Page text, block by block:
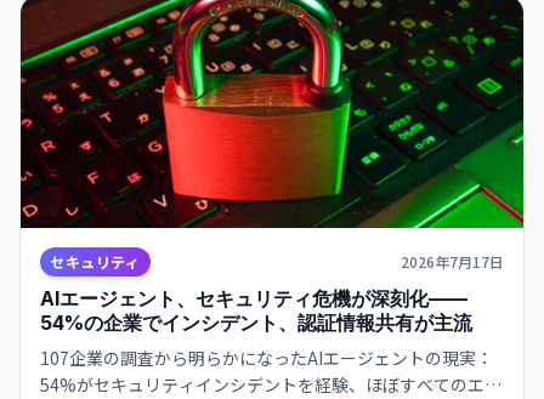
セキュリティ 2026年7月17日
AIエージェント、セキュリティ危機が深刻化——
54%の企業でインシデント、認証情報共有が主流
107企業の調査から明らかになったAIエージェントの現実：
54%がセキュリティインシデントを経験、ほぼすべてのエー